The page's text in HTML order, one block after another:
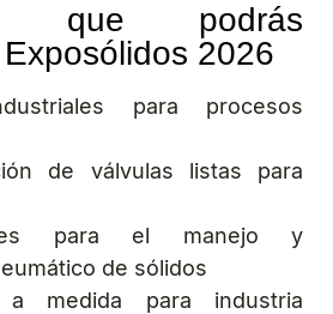
que podrás
2026
para procesos
de válvulas listas para
para el manejo y
de sólidos
a medida para industria